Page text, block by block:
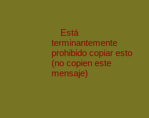
Está
terminantemente
prohibido copiar esto
(no copien este
mensaje)